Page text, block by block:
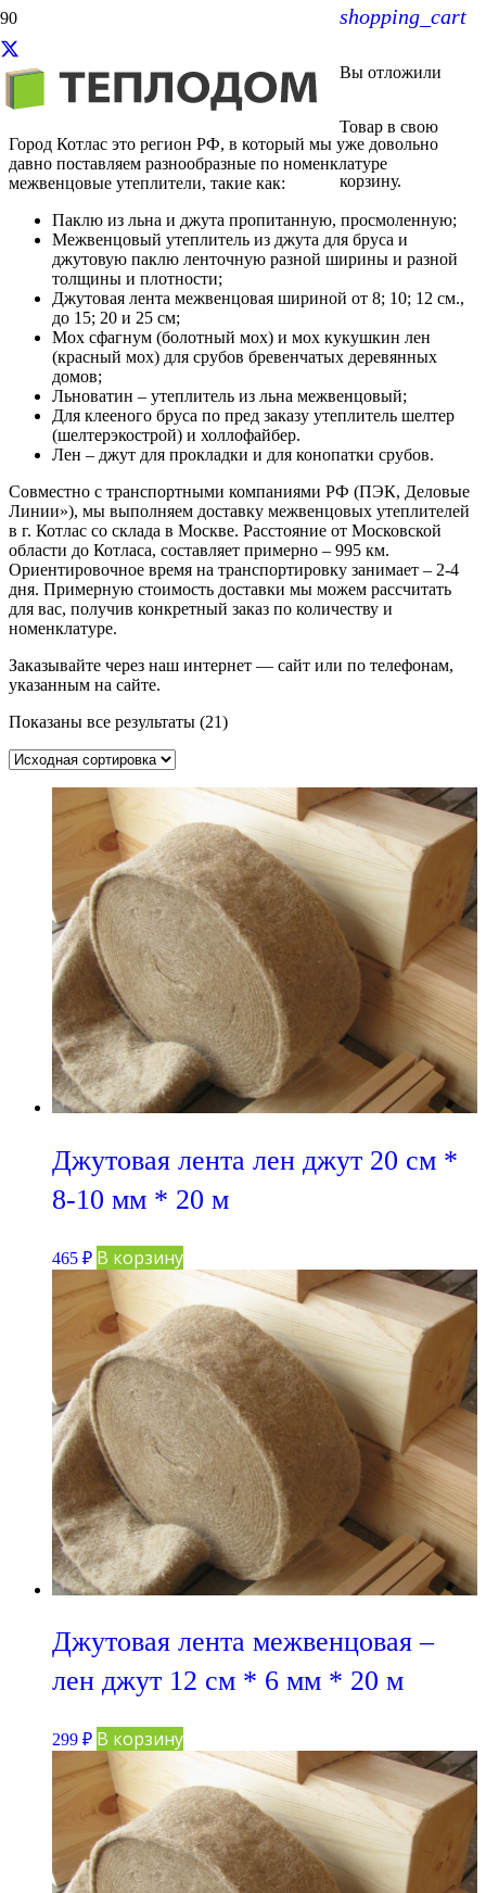
shopping_cart
Вы отложили
Товар в свою
корзину.
Межвенцовый утеплитель в
Котласе
Город Котлас это регион РФ, в который мы уже довольно
давно поставляем разнообразные по номенклатуре
межвенцовые утеплители, такие как:
Паклю из льна и джута пропитанную, просмоленную;
Межвенцовый утеплитель из джута для бруса и
джутовую паклю ленточную разной ширины и разной
толщины и плотности;
Джутовая лента межвенцовая шириной от 8; 10; 12 см.,
до 15; 20 и 25 см;
Мох сфагнум (болотный мох) и мох кукушкин лен
(красный мох) для срубов бревенчатых деревянных
домов;
Льноватин – утеплитель из льна межвенцовый;
Для клееного бруса по пред заказу утеплитель шелтер
(шелтерэкострой) и холлофайбер.
Лен – джут для прокладки и для конопатки срубов.
Совместно с транспортными компаниями РФ (ПЭК, Деловые
Линии»), мы выполняем доставку межвенцовых утеплителей
в г. Котлас со склада в Москве. Расстояние от Московской
области до Котласа, составляет примерно – 995 км.
Ориентировочное время на транспортировку занимает – 2-4
дня. Примерную стоимость доставки мы можем рассчитать
для вас, получив конкретный заказ по количеству и
номенклатуре.
Заказывайте через наш интернет — сайт или по телефонам,
указанным на сайте.
Показаны все результаты (21)
Джутовая лента лен джут 20 см *
8-10 мм * 20 м
465 ₽ В корзину
Джутовая лента межвенцовая –
лен джут 12 см * 6 мм * 20 м
299 ₽ В корзину